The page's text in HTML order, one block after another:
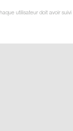
utilisateur doit avoir